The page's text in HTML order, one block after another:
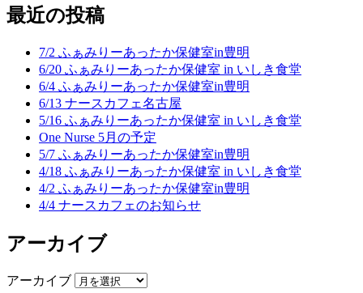
最近の投稿
7/2 ふぁみりーあったか保健室in豊明
6/20 ふぁみりーあったか保健室 in いしき食堂
6/4 ふぁみりーあったか保健室in豊明
6/13 ナースカフェ名古屋
5/16 ふぁみりーあったか保健室 in いしき食堂
One Nurse 5月の予定
5/7 ふぁみりーあったか保健室in豊明
4/18 ふぁみりーあったか保健室 in いしき食堂
4/2 ふぁみりーあったか保健室in豊明
4/4 ナースカフェのお知らせ
アーカイブ
アーカイブ